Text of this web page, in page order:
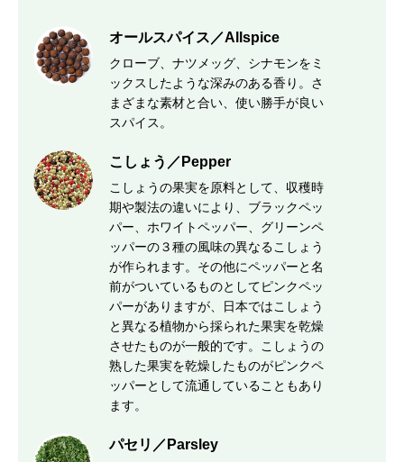
オールスパイス／Allspice
クローブ、ナツメッグ、シナモンをミ
ックスしたような深みのある香り。さ
まざまな素材と合い、使い勝手が良い
スパイス。
こしょう／Pepper
こしょうの果実を原料として、収穫時
期や製法の違いにより、ブラックペッ
パー、ホワイトペッパー、グリーンペ
ッパーの３種の風味の異なるこしょう
が作られます。その他にペッパーと名
前がついているものとしてピンクペッ
パーがありますが、日本ではこしょう
と異なる植物から採られた果実を乾燥
させたものが一般的です。こしょうの
熟した果実を乾燥したものがピンクペ
ッパーとして流通していることもあり
ます。
パセリ／Parsley